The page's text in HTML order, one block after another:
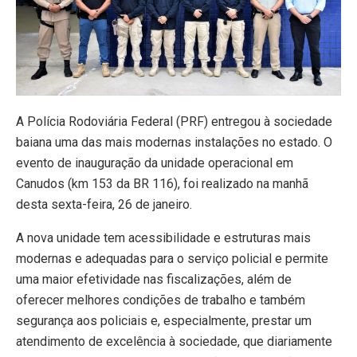
A Polícia Rodoviária Federal (PRF) entregou à sociedade
baiana uma das mais modernas instalações no estado. O
evento de inauguração da unidade operacional em
Canudos (km 153 da BR 116), foi realizado na manhã
desta sexta-feira, 26 de janeiro.
A nova unidade tem acessibilidade e estruturas mais
modernas e adequadas para o serviço policial e permite
uma maior efetividade nas fiscalizações, além de
oferecer melhores condições de trabalho e também
segurança aos policiais e, especialmente, prestar um
atendimento de excelência à sociedade, que diariamente